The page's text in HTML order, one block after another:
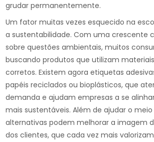
grudar permanentemente.
Um fator muitas vezes esquecido na
a sustentabilidade. Com uma crescente
sobre questões ambientais, muitos
buscando produtos que utilizam
corretos. Existem agora etiquetas
papéis reciclados ou bioplásticos, que
demanda e ajudam empresas a se
mais sustentáveis. Além de ajudar o
alternativas podem melhorar a imagem
dos clientes, que cada vez mais